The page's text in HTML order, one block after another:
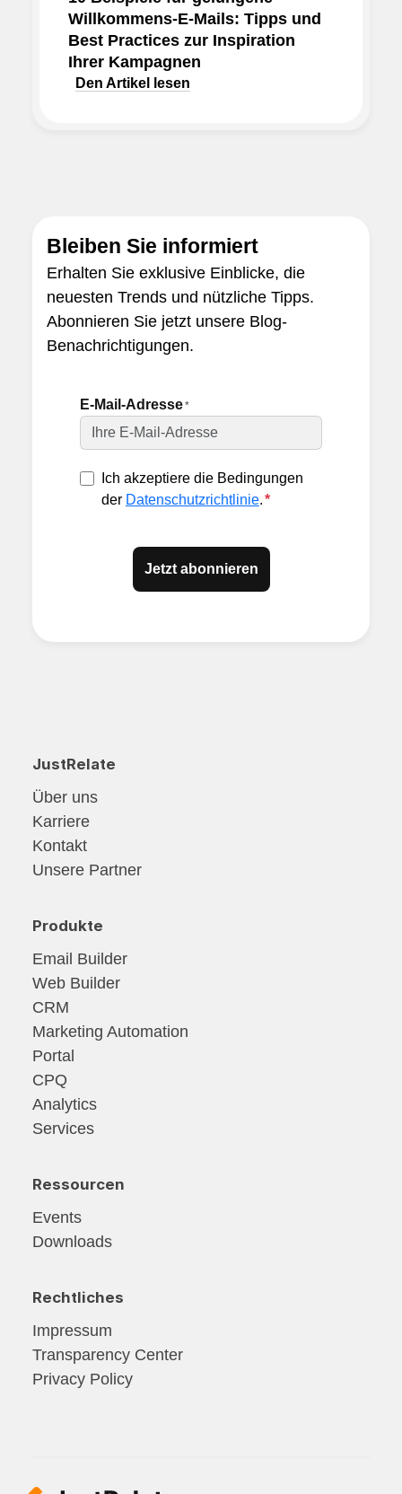
Willkommens-E-Mails: Tipps und
Best Practices zur Inspiration
Ihrer Kampagnen
Den Artikel lesen
Bleiben Sie informiert
Erhalten Sie exklusive Einblicke, die
neuesten Trends und nützliche Tipps.
Abonnieren Sie jetzt unsere Blog-
Benachrichtigungen.
E-Mail-Adresse*
Ich akzeptiere die Bedingungen
der Datenschutzrichtlinie.*
Jetzt abonnieren
JustRelate
Über uns
Karriere
Kontakt
Unsere Partner
Produkte
Email Builder
Web Builder
CRM
Marketing Automation
Portal
CPQ
Analytics
Services
Ressourcen
Events
Downloads
Rechtliches
Impressum
Transparency Center
Privacy Policy